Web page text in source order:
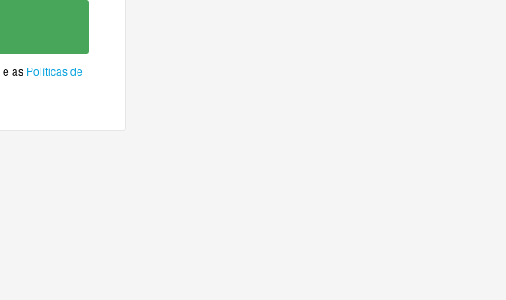
e as Políticas de